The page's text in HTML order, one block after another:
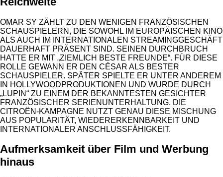
OMAR SY ZÄHLT ZU DEN WENIGEN FRANZÖSISCHEN
SCHAUSPIELERN, DIE SOWOHL IM EUROPÄISCHEN KINO
ALS AUCH IM INTERNATIONALEN STREAMINGGESCHÄFT
DAUERHAFT PRÄSENT SIND. SEINEN DURCHBRUCH
HATTE ER MIT „ZIEMLICH BESTE FREUNDE“. FÜR DIESE
ROLLE GEWANN ER DEN CÉSAR ALS BESTER
SCHAUSPIELER. SPÄTER SPIELTE ER UNTER ANDEREM
IN HOLLYWOODPRODUKTIONEN UND WURDE DURCH
„LUPIN“ ZU EINEM DER BEKANNTESTEN GESICHTER
FRANZÖSISCHER SERIENUNTERHALTUNG. DIE
CITROËN-KAMPAGNE NUTZT GENAU DIESE MISCHUNG
AUS POPULARITÄT, WIEDERERKENNBARKEIT UND
INTERNATIONALER ANSCHLUSSFÄHIGKEIT.
Aufmerksamkeit über Film und Werbung
hinaus